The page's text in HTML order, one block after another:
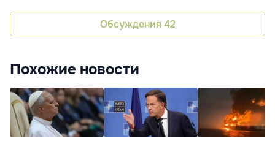
Обсуждения 42
Похожие новости